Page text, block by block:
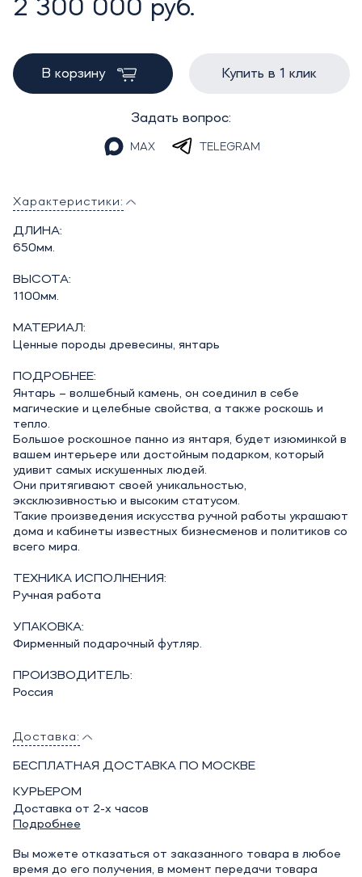
2 300 000 руб.
В корзину Купить в 1 клик
Задать вопрос:
MAX TELEGRAM
Характеристики:
ДЛИНА:
650мм.
ВЫСОТА:
1100мм.
МАТЕРИАЛ:
Ценные породы древесины, янтарь
ПОДРОБНЕЕ:
Янтарь – волшебный камень, он соединил в себе
магические и целебные свойства, а также роскошь и
тепло.
Большое роскошное панно из янтаря, будет изюминкой в
вашем интерьере или достойным подарком, который
удивит самых искушенных людей.
Они притягивают своей уникальностью,
эксклюзивностью и высоким статусом.
Такие произведения искусства ручной работы украшают
дома и кабинеты известных бизнесменов и политиков со
всего мира.
ТЕХНИКА ИСПОЛНЕНИЯ:
Ручная работа
УПАКОВКА:
Фирменный подарочный футляр.
ПРОИЗВОДИТЕЛЬ:
Россия
Доставка:
БЕСПЛАТНАЯ ДОСТАВКА ПО МОСКВЕ
КУРЬЕРОМ
Доставка от 2-х часов
Подробнее
Вы можете отказаться от заказанного товара в любое
время до его получения, в момент передачи товара